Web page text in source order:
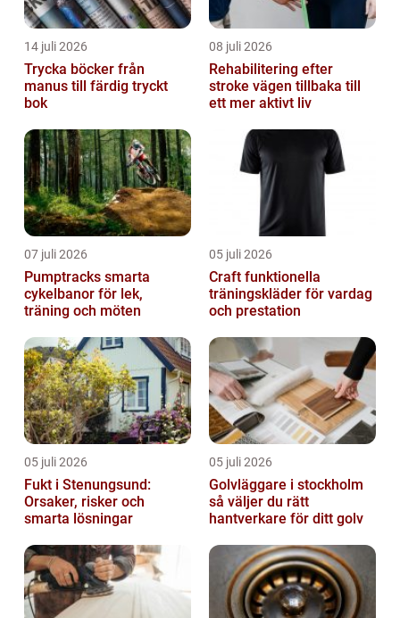
14 juli 2026
Trycka böcker från
manus till färdig tryckt
bok
08 juli 2026
Rehabilitering efter
stroke vägen tillbaka till
ett mer aktivt liv
07 juli 2026
Pumptracks smarta
cykelbanor för lek,
träning och möten
05 juli 2026
Craft funktionella
träningskläder för vardag
och prestation
05 juli 2026
Fukt i Stenungsund:
Orsaker, risker och
smarta lösningar
05 juli 2026
Golvläggare i stockholm
så väljer du rätt
hantverkare för ditt golv